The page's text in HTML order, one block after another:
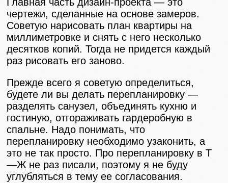
чертежи, сделанные на основе замеров.
Советую нарисовать план квартиры на
миллиметровке и снять с него несколько
десятков копий. Тогда не придется каждый
раз рисовать его заново.
Прежде всего я советую определиться,
будете ли вы делать перепланировку —
разделять санузел, объединять кухню и
гостиную, отгораживать гардеробную в
спальне. Надо понимать, что
перепланировку необходимо узаконить, а
это не так просто. Про перепланировку в Т
—Ж не раз писали, поэтому я не буду
углубляться в тему ее согласования.